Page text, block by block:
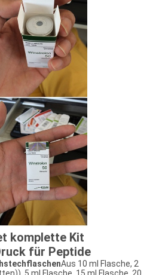
komplette Kit
für Peptide
Aus 10 ml Flasche, 2